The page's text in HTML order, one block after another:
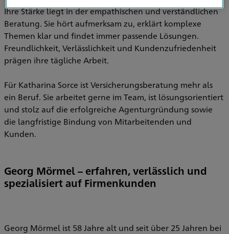
Ihre Stärke liegt in der empathischen und verständlichen
Beratung. Sie hört aufmerksam zu, erklärt komplexe
Themen klar und findet immer passende Lösungen.
Freundlichkeit, Verlässlichkeit und Kundenzufriedenheit
prägen ihre tägliche Arbeit.
Für Katharina Sorce ist Versicherungsberatung mehr als
ein Beruf. Sie arbeitet gerne im Team, ist lösungsorientiert
und stolz auf die erfolgreiche Agenturgründung sowie
die langfristige Bindung von Mitarbeitenden und
Kunden.
Georg Mörmel – erfahren, verlässlich und
spezialisiert auf Firmenkunden
Georg Mörmel ist 58 Jahre alt und seit über 25 Jahren bei